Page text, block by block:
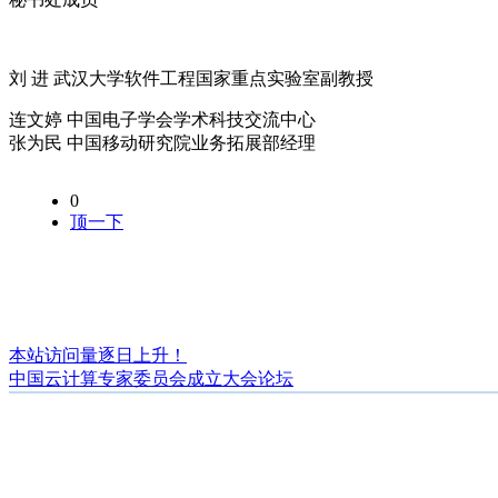
刘 进 武汉大学软件工程国家重点实验室副教授
连文婷 中国电子学会学术科技交流中心
张为民 中国移动研究院业务拓展部经理
0
顶一下
本站访问量逐日上升！
中国云计算专家委员会成立大会论坛